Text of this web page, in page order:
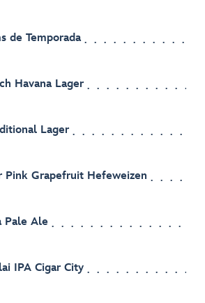
de Temporada
Havana Lager
Lager
Pink Grapefruit Hefeweizen
Pale Ale
IPA Cigar City